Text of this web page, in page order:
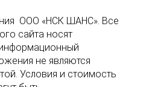
ООО «НСК ШАНС». Все
сайта носят
не являются
Условия и стоимость